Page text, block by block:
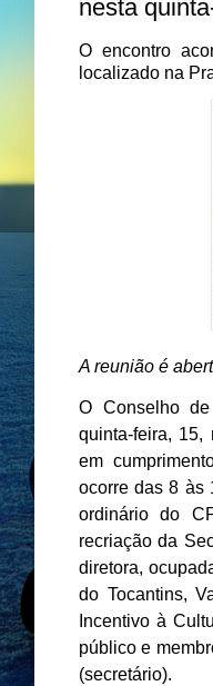
nesta
O encontro
localizado na
A reunião é
O Conselho
quinta-feira, 15,
em
ocorre das 8 às
ordinário do
recriação da
diretora,
do Tocantins,
Incentivo à
público e
(secretário).